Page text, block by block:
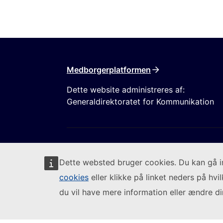
Dette websted bruger cookies. Du kan gå
cookies eller klikke på linket neders på
du vil have mere information eller ændre
Medborgerplatformen
Dette website administreres af:
Generaldirektoratet for Kommunikation
Følg Europa-Kommissionen